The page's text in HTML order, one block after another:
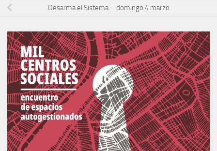
Desarma el Sistema – domingo 4 marzo